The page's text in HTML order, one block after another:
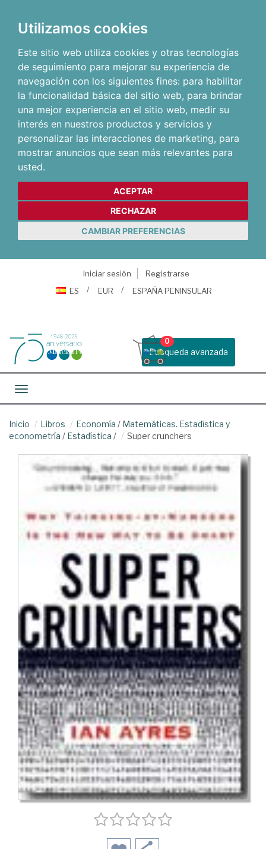
Utilizamos cookies
Este sitio web utiliza cookies y otras tecnologías
de seguimiento para mejorar su experiencia de
navegación con los siguientes fines: para habilitar
la funcionalidad básica del sitio web, para brindar
una mejor experiencia en el sitio web, medir su
interés en nuestros productos y servicios y
personalizar las interacciones de marketing, para
mostrar anuncios que sean más relevantes para
usted.
ACEPTAR
RECHAZAR
CAMBIAR PREFERENCIAS
Iniciar sesión
Registrarse
ES
EUR ESPAÑA PENINSULAR
Busqueda avanzada
0
Toggle navigation
Inicio Libros Economía / Matemáticas. Estadística y
econometría / Estadística / Super crunchers